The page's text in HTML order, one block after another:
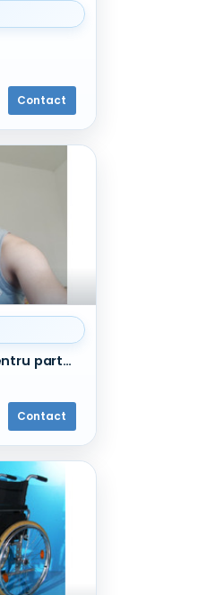
Contact
gigolo discret pentru parteneră Cta
Contact